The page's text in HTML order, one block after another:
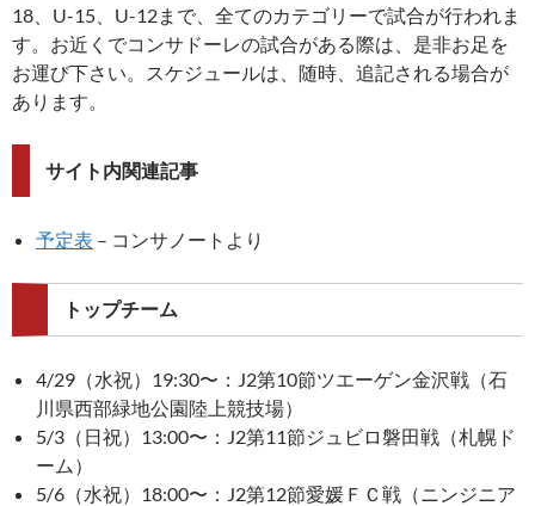
18、U-15、U-12まで、全てのカテゴリーで試合が行われま
す。お近くでコンサドーレの試合がある際は、是非お足を
お運び下さい。スケジュールは、随時、追記される場合が
あります。
サイト内関連記事
予定表 – コンサノートより
トップチーム
4/29（水祝）19:30〜：J2第10節ツエーゲン金沢戦（石
川県西部緑地公園陸上競技場）
5/3（日祝）13:00〜：J2第11節ジュビロ磐田戦（札幌ド
ーム）
5/6（水祝）18:00〜：J2第12節愛媛ＦＣ戦（ニンジニア